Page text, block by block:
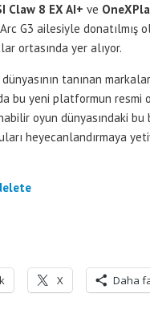
Claw 8 EX AI+ ve
G3 ailesiyle donatılmış
ortasında yer alıyor.
tanınan
bu yeni platformun resmi
oyun dünyasındaki bu
heyecanlandırmaya
X Daha